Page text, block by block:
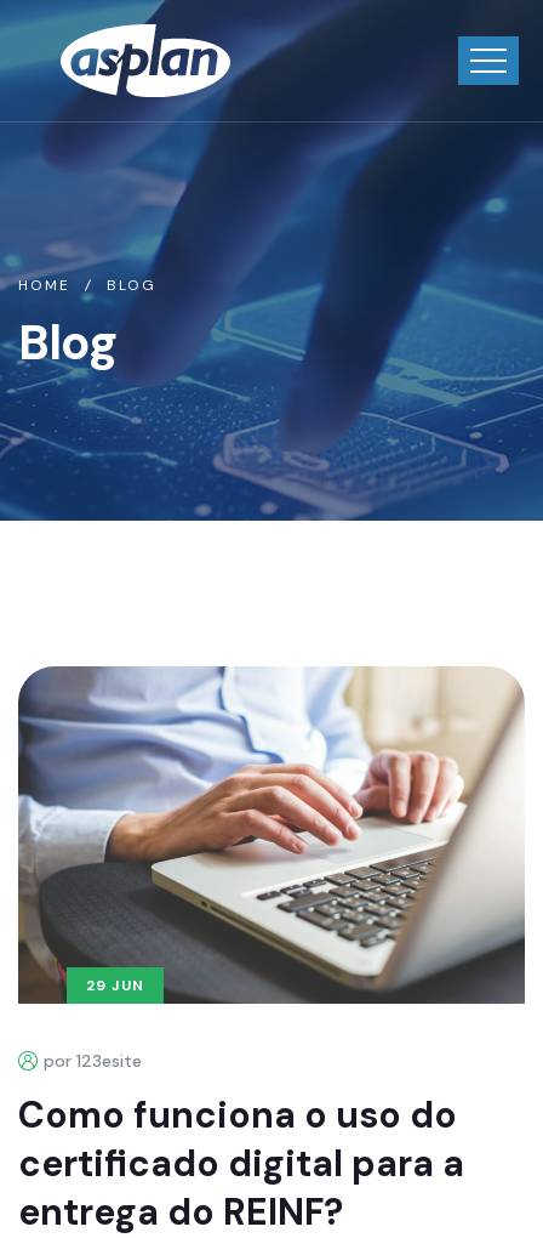
HOME BLOG
Blog
29 JUN
por 123esite
Como funciona o uso do
certificado digital para a
entrega do REINF?